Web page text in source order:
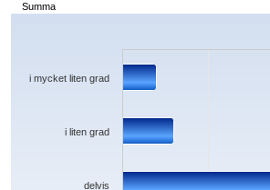
Summa
Chart
The chart has 1 X axis displaying categories.
The chart has 1 Y axis displaying values. Data ranges
delvis
i liten grad
i mycket liten grad